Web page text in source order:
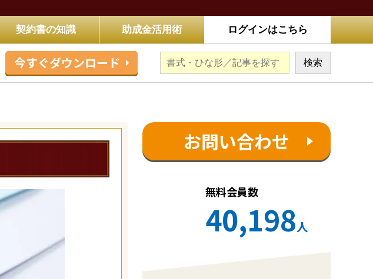
契約書の知識 助成金活用術 ログインはこちら
今すぐダウンロード
お問い合わせ
無料会員数
40,198人